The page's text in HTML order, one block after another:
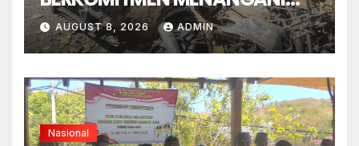
SENGKETA LENGKONG
WARANG SECARA ADIL,
OBYEKTIF DAN INTEGRITAS
AUGUST 8, 2026 ADMIN
Nasional